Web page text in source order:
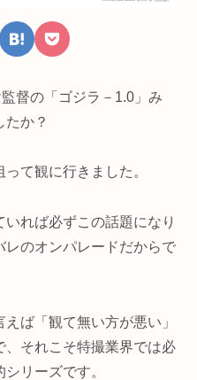
督の「ゴジラ－1.0」み
たか？
て観に行きました。
れば必ずこの話題になり
レのオンパレードだからで
ば「観て無い方が悪い」
、それこそ特撮業界では必
リーズです。